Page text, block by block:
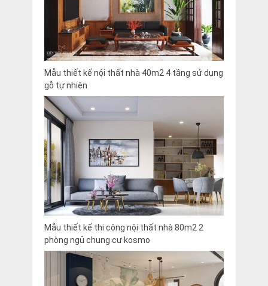
Mẫu thiết kế nội thất nhà 40m2 4 tầng sử dụng
gỗ tự nhiên
Mẫu thiết kế thi công nội thất nhà 80m2 2
phòng ngủ chung cư kosmo